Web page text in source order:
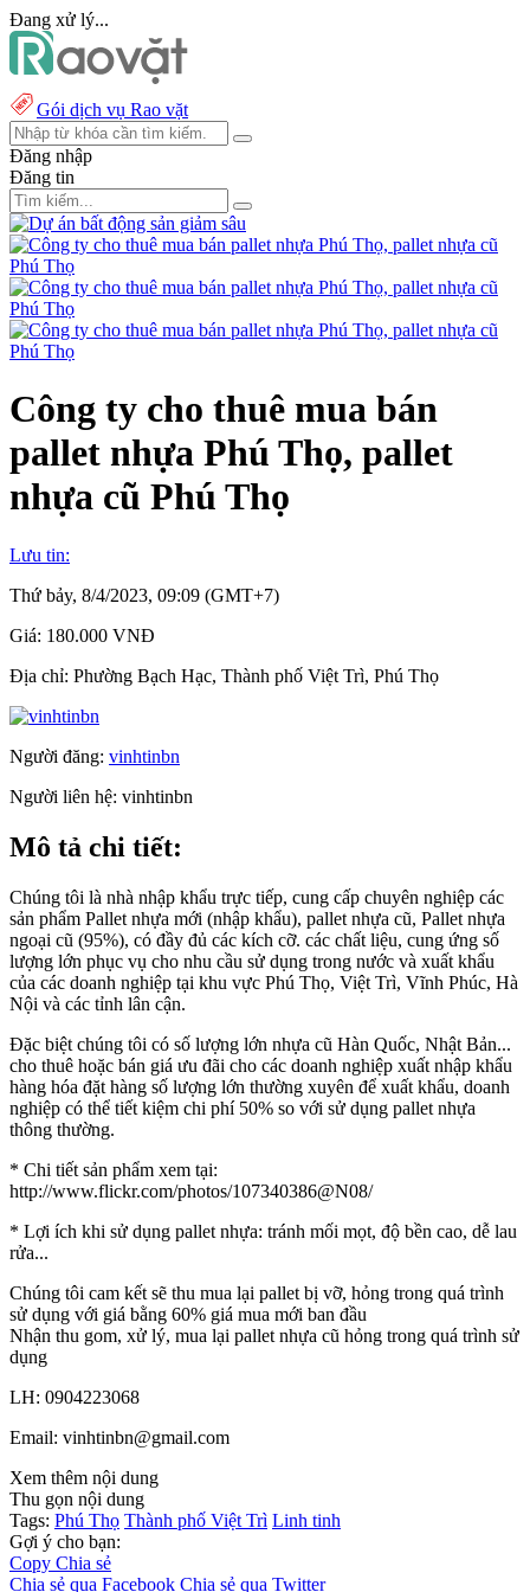
Đang xử lý...
Gói dịch vụ Rao vặt
Đăng nhập
Đăng tin
Công ty cho thuê mua bán
pallet nhựa Phú Thọ, pallet
nhựa cũ Phú Thọ
Lưu tin:
Thứ bảy, 8/4/2023, 09:09 (GMT+7)
Giá: 180.000 VNĐ
Địa chỉ: Phường Bạch Hạc, Thành phố Việt Trì, Phú Thọ
Người đăng: vinhtinbn
Người liên hệ: vinhtinbn
Mô tả chi tiết:
Chúng tôi là nhà nhập khẩu trực tiếp, cung cấp chuyên nghiệp các
sản phẩm Pallet nhựa mới (nhập khẩu), pallet nhựa cũ, Pallet nhựa
ngoại cũ (95%), có đầy đủ các kích cỡ. các chất liệu, cung ứng số
lượng lớn phục vụ cho nhu cầu sử dụng trong nước và xuất khẩu
của các doanh nghiệp tại khu vực Phú Thọ, Việt Trì, Vĩnh Phúc, Hà
Nội và các tỉnh lân cận.
Đặc biệt chúng tôi có số lượng lớn nhựa cũ Hàn Quốc, Nhật Bản...
cho thuê hoặc bán giá ưu đãi cho các doanh nghiệp xuất nhập khẩu
hàng hóa đặt hàng số lượng lớn thường xuyên để xuất khẩu, doanh
nghiệp có thể tiết kiệm chi phí 50% so với sử dụng pallet nhựa
thông thường.
* Chi tiết sản phẩm xem tại:
http://www.flickr.com/photos/107340386@N08/
* Lợi ích khi sử dụng pallet nhựa: tránh mối mọt, độ bền cao, dễ lau
rửa...
Chúng tôi cam kết sẽ thu mua lại pallet bị vỡ, hỏng trong quá trình
sử dụng với giá bằng 60% giá mua mới ban đầu
Nhận thu gom, xử lý, mua lại pallet nhựa cũ hỏng trong quá trình sử
dụng
LH: 0904223068
Email: vinhtinbn@gmail.com
Xem thêm nội dung
Thu gọn nội dung
Tags: Phú Thọ Thành phố Việt Trì Linh tinh
Gợi ý cho bạn:
Copy Chia sẻ
Chia sẻ qua Facebook Chia sẻ qua Twitter